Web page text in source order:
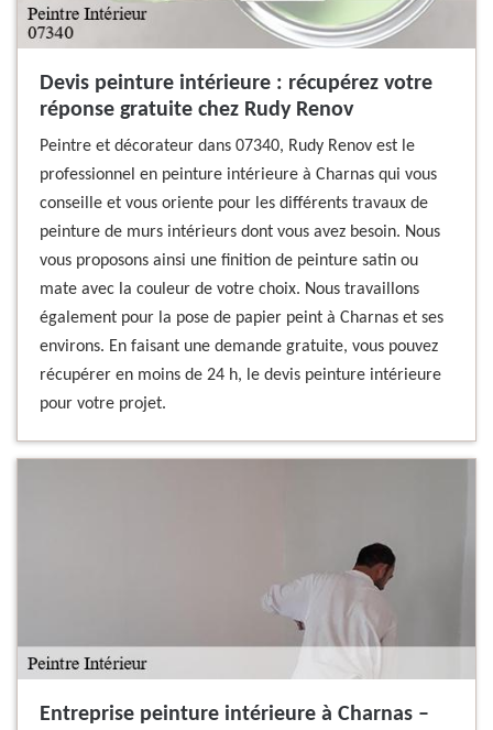
Devis peinture intérieure : récupérez votre
réponse gratuite chez Rudy Renov
Peintre et décorateur dans 07340, Rudy Renov est le
professionnel en peinture intérieure à Charnas qui vous
conseille et vous oriente pour les différents travaux de
peinture de murs intérieurs dont vous avez besoin. Nous
vous proposons ainsi une finition de peinture satin ou
mate avec la couleur de votre choix. Nous travaillons
également pour la pose de papier peint à Charnas et ses
environs. En faisant une demande gratuite, vous pouvez
récupérer en moins de 24 h, le devis peinture intérieure
pour votre projet.
Entreprise peinture intérieure à Charnas –